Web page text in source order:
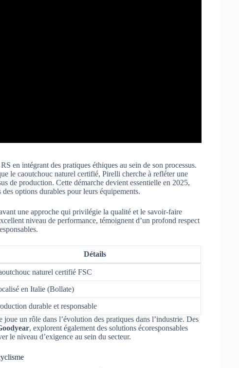
en intégrant des pratiques éthiques au sein de son processus.
le caoutchouc naturel certifié, Pirelli cherche à refléter une
de production. Cette démarche devient essentielle en 2025,
options durables pour leurs équipements.
une approche qui privilégie la qualité et le savoir-faire
niveau de performance, témoignent d’un profond respect
Détails
naturel certifié FSC
en Italie (Bollate)
durable et responsable
un rôle dans l’évolution des pratiques dans l’industrie. Des
, explorent également des solutions écoresponsables
le niveau d’exigence au sein du secteur.